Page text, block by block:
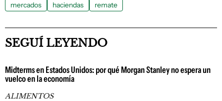
mercados haciendas remate
SEGUÍ LEYENDO
Midterms en Estados Unidos: por qué Morgan Stanley no espera un
vuelco en la economía
ALIMENTOS